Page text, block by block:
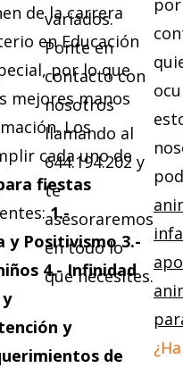
variados.
Ponte en
contacto con
nosotros
llamando al
644.194.202 y
te
asesoraremos
en todo lo
que necesites.
de la carrera
en Educación
por lo que
mejores manos
Los
cada uno de
fiestas
1.-
y Positivismo 3.-
4.- Infinidad
y
de